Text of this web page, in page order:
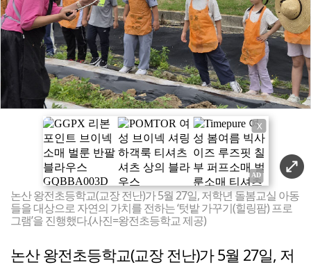
X
논산 왕전초등학교(교장 전난)가 5월 27일, 저학년 돌봄교실 아동
들을 대상으로 자연의 가치를 전하는 ‘텃밭 가꾸기(힐링팜) 프로
그램’을 진행했다.(사진=왕전초등학교 제공)
논산 왕전초등학교(교장 전난)가 5월 27일, 저